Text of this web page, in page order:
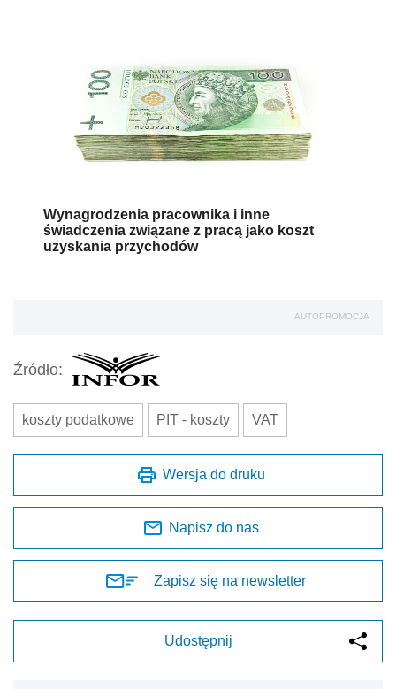
Wynagrodzenia pracownika i inne
świadczenia związane z pracą jako koszt
uzyskania przychodów
AUTOPROMOCJA
Źródło:
koszty podatkowe PIT - koszty VAT
Wersja do druku
Napisz do nas
Zapisz się na newsletter
Udostępnij